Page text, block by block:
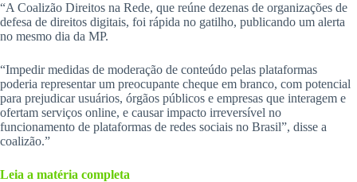
“A Coalizão Direitos na Rede, que reúne dezenas de organizações de
defesa de direitos digitais, foi rápida no gatilho, publicando um alerta
no mesmo dia da MP.
“Impedir medidas de moderação de conteúdo pelas plataformas
poderia representar um preocupante cheque em branco, com potencial
para prejudicar usuários, órgãos públicos e empresas que interagem e
ofertam serviços online, e causar impacto irreversível no
funcionamento de plataformas de redes sociais no Brasil”, disse a
coalizão.”
Leia a matéria completa